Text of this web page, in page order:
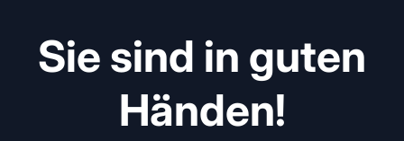
Sie sind in guten
Händen!